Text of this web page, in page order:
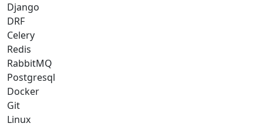
Django
DRF
Celery
Redis
RabbitMQ
Postgresql
Docker
Git
Linux